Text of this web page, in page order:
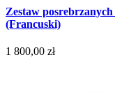
Zestaw
(Francuski)
1 800,00 zł